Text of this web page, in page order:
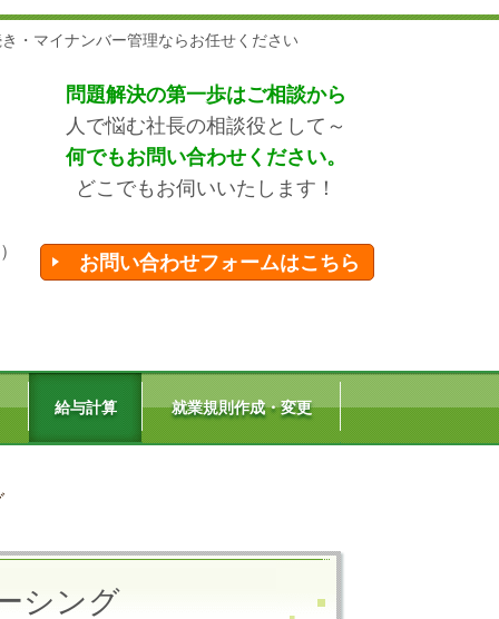
・マイナンバー管理ならお任せください
問題解決の第一歩はご相談から
人で悩む社長の相談役として～
何でもお問い合わせください。
どこでもお伺いいたします！
お問い合わせフォームはこちら
給与計算 就業規則作成・変更
シング